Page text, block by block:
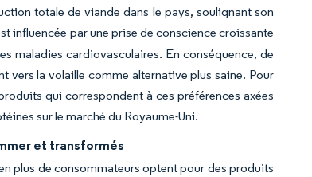
totale de viande dans le pays, soulignant son
influencée par une prise de conscience croissante
maladies cardiovasculaires. En conséquence, de
vers la volaille comme alternative plus saine. Pour
qui correspondent à ces préférences axées
sur le marché du Royaume-Uni.
et transformés
plus de consommateurs optent pour des produits